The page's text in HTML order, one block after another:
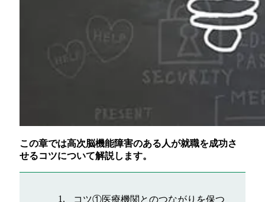
この章では高次脳機能障害のある人が就職を成功さ
せるコツについて解説します。
コツ①医療機関とのつながりを保つ